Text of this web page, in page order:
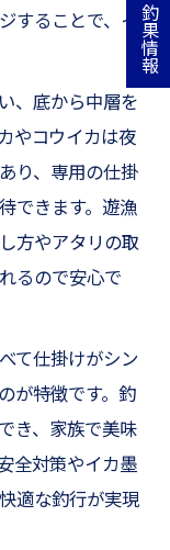
することで、イ
、底から中層を
やコウイカは夜
り、専用の仕掛
できます。遊漁
方やアタリの取
るので安心で
て仕掛けがシン
が特徴です。釣
き、家族で美味
全対策やイカ墨
適な釣行が実現
釣果情報